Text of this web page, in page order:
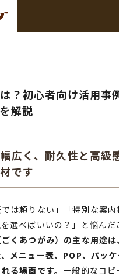
？初心者向け活用事
解説
広く、耐久性と高級
です
では頼りない」「特別な案
選べばいいの？」と悩んだ
くあつがみ）の主な用途は
メニュー表、POP、パッケ
る場面です。 一般的なコピ